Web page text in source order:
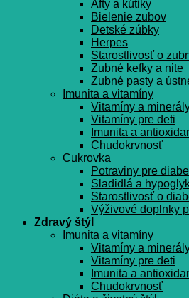
Afty a kútiky
Bielenie zubov
Detské zúbky
Herpes
Starostlivosť o
Zubné kefky a nite
Zubné pasty a
Imunita a vitamíny
Vitamíny a
Vitamíny pre deti
Imunita a
Chudokrvnosť
Cukrovka
Potraviny pre
Sladidlá a
Starostlivosť o
Výživové doplnky
Zdravý štýl
Imunita a vitamíny
Vitamíny a
Vitamíny pre deti
Imunita a
Chudokrvnosť